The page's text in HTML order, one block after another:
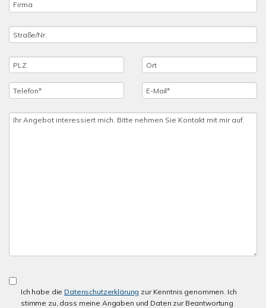
Ich habe die Datenschutzerklärung zur Kenntnis genommen. Ich
stimme zu, dass meine Angaben und Daten zur Beantwortung